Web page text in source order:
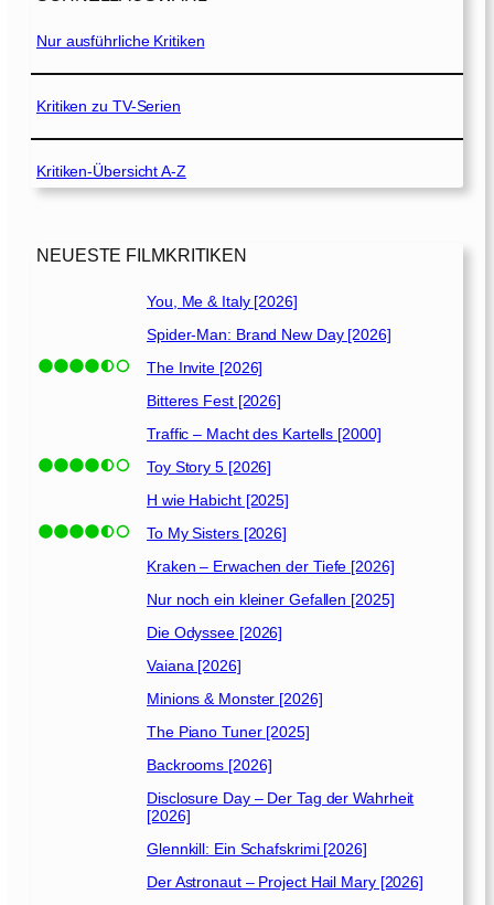
r
0
0
]
h
r
h
i
t
“
2
0
Nur ausführliche Kritiken
Kritiken zu TV-Serien
Kritiken-Übersicht A-Z
NEUESTE FILMKRITIKEN
You, Me & Italy [2026]
Spider-Man: Brand New Day [2026]
The Invite [2026]
Bitteres Fest [2026]
Traffic – Macht des Kartells [2000]
Toy Story 5 [2026]
H wie Habicht [2025]
To My Sisters [2026]
Kraken – Erwachen der Tiefe [2026]
Nur noch ein kleiner Gefallen [2025]
Die Odyssee [2026]
Vaiana [2026]
Minions & Monster [2026]
The Piano Tuner [2025]
Backrooms [2026]
Disclosure Day – Der Tag der Wahrheit
[2026]
Glennkill: Ein Schafskrimi [2026]
Der Astronaut – Project Hail Mary [2026]